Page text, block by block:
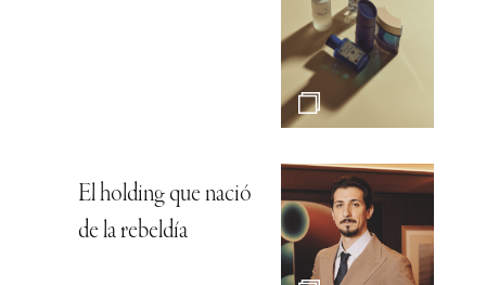
El holding que nació
de la rebeldía